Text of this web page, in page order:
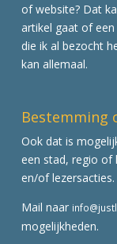
of website? Dat
artikel gaat of
die ik al bezocht
kan allemaal.
Bestemming
Ook dat is
een stad, regio of
en/of lezersacties.
Mail naar
mogelijkheden.